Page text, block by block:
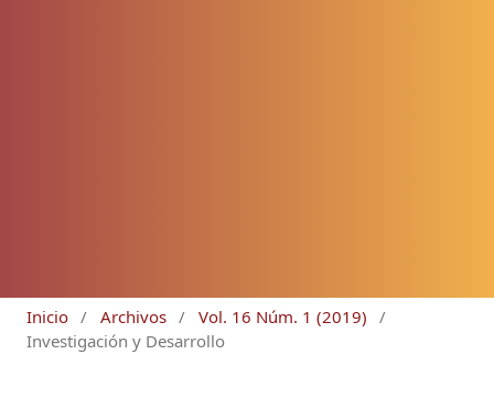
Inicio / Archivos / Vol. 16 Núm. 1 (2019)
/
Investigación y Desarrollo